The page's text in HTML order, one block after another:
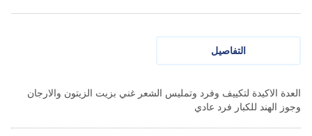
التفاصيل
العدة الاكيدة لتكييف وفرد وتمليس الشعر غني بزيت الزيتون والارجان
وجوز الهند للكبار فرد عادي